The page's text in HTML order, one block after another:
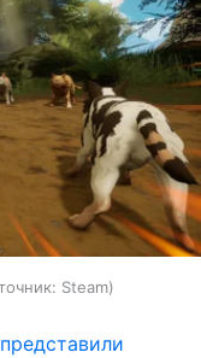
Steam
представили